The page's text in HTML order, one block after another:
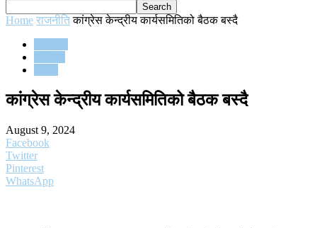
Home राजनीति कांग्रेस केन्द्रीय कार्यसमितिको बैठक बस्दै
कांग्रेस केन्द्रीय कार्यसमितिको बैठक बस्दै
August 9, 2024
Facebook
Twitter
Pinterest
WhatsApp